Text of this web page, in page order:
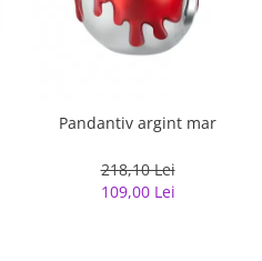
Pandantiv argint mar
218,10 Lei
109,00 Lei